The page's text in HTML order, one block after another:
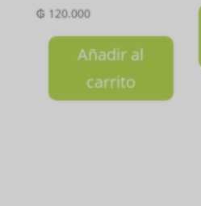
₲120.000
Añadir al
carrito